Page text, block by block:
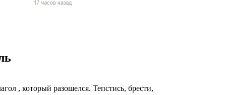
женщин и
страны),
, который разошелся. Тепстись, брести,